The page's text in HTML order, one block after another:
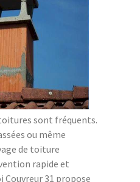
sont fréquents.
ou même
de toiture
rapide et
Couvreur 31 propose